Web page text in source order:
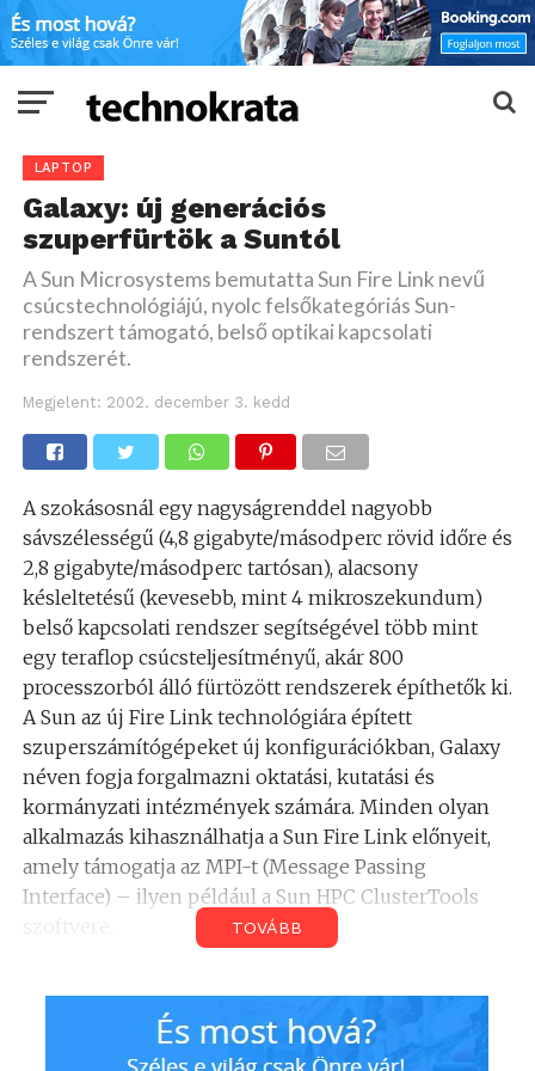
LAPTOP
Galaxy: új generációs
szuperfürtök a Suntól
A Sun Microsystems bemutatta Sun Fire Link nevű
csúcstechnológiájú, nyolc felsőkategóriás Sun-
rendszert támogató, belső optikai kapcsolati
rendszerét.
Megjelent: 2002. december 3. kedd
A szokásosnál egy nagyságrenddel nagyobb
sávszélességű (4,8 gigabyte/másodperc rövid időre és
2,8 gigabyte/másodperc tartósan), alacsony
késleltetésű (kevesebb, mint 4 mikroszekundum)
belső kapcsolati rendszer segítségével több mint
egy teraflop csúcsteljesítményű, akár 800
processzorból álló fürtözött rendszerek építhetők ki.
A Sun az új Fire Link technológiára épített
szuperszámítógépeket új konfigurációkban, Galaxy
néven fogja forgalmazni oktatási, kutatási és
kormányzati intézmények számára. Minden olyan
alkalmazás kihasználhatja a Sun Fire Link előnyeit,
amely támogatja az MPI-t (Message Passing
Interface) – ilyen például a Sun HPC ClusterTools
állási követelményeknek is megfelel. A kapcsolatok
összevonhatók (maximum négy Sun Fire Link
TOVÁBB